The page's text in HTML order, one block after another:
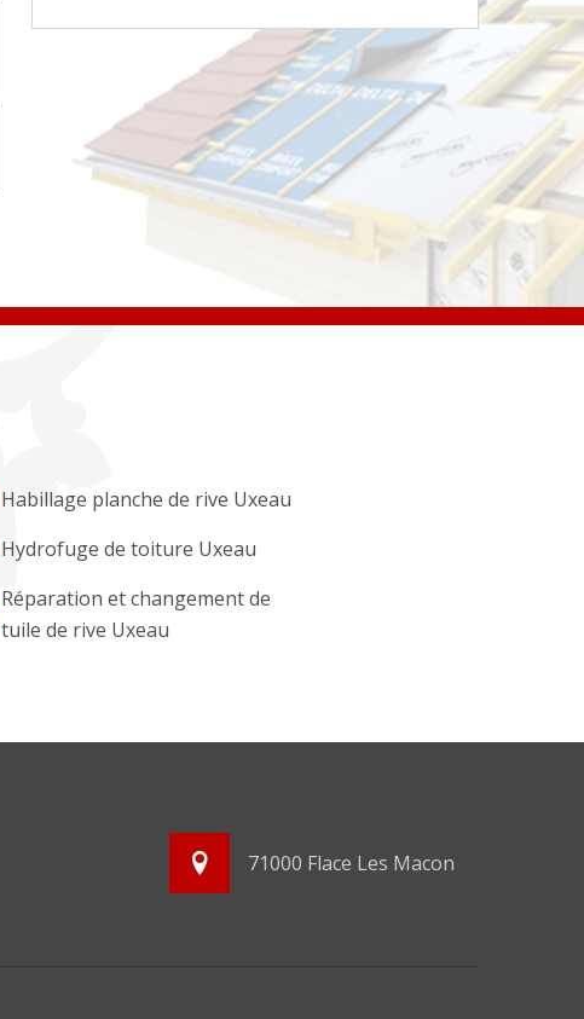
Habillage planche de rive Uxeau
Hydrofuge de toiture Uxeau
Réparation et changement de
tuile de rive Uxeau
71000 Flace Les Macon